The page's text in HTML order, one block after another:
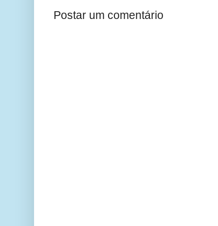
Postar um comentário